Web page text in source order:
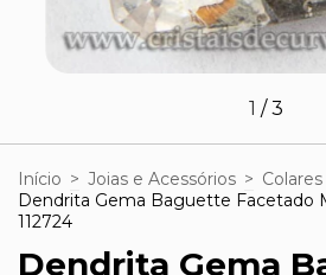
1 /3
Início > Joias e Acessórios >
Dendrita Gema Baguette Facetado
112724
Dendrita Gema